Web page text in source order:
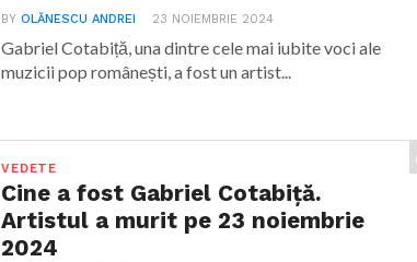
BYOLĂNESCU ANDREI 23 NOIEMBRIE 2024
Gabriel Cotabiță, una dintre cele mai iubite voci ale
muzicii pop românești, a fost un artist...
VEDETE
Cine a fost Gabriel Cotabiță.
Artistul a murit pe 23 noiembrie
2024